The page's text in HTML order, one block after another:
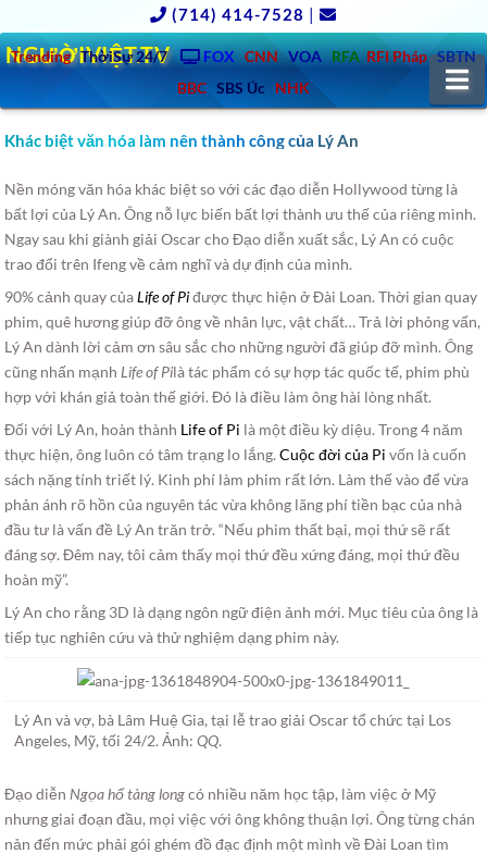
(714) 414-7528 |
Trending ThờiSự 24/7 FOX CNN VOA RFA RFI Pháp SBTN
BBC SBS Úc NHK
NGƯỜIVIỆT.TV
Khác biệt văn hóa làm nên thành công của Lý An
Nền móng văn hóa khác biệt so với các đạo diễn Hollywood từng là
bất lợi của Lý An. Ông nỗ lực biến bất lợi thành ưu thế của riêng mình.
Ngay sau khi giành giải Oscar cho Đạo diễn xuất sắc, Lý An có cuộc
trao đổi trên Ifeng về cảm nghĩ và dự định của mình.
90% cảnh quay củaLife of Piđược thực hiện ở Đài Loan. Thời gian quay
phim, quê hương giúp đỡ ông về nhân lực, vật chất… Trả lời phỏng vấn,
Lý An dành lời cảm ơn sâu sắc cho những người đã giúp đỡ mình. Ông
cũng nhấn mạnh Life of Pilà tác phẩm có sự hợp tác quốc tế, phim phù
hợp với khán giả toàn thế giới. Đó là điều làm ông hài lòng nhất.
Đối với Lý An, hoàn thành Life of Pi là một điều kỳ diệu. Trong 4 năm
thực hiện, ông luôn có tâm trạng lo lắng.Cuộc đời của Pi vốn là cuốn
sách nặng tính triết lý. Kinh phí làm phim rất lớn. Làm thế vào để vừa
phản ánh rõ hồn của nguyên tác vừa không lãng phí tiền bạc của nhà
đầu tư là vấn đề Lý An trăn trở. “Nếu phim thất bại, mọi thứ sẽ rất
đáng sợ. Đêm nay, tôi cảm thấy mọi thứ đều xứng đáng, mọi thứ đều
hoàn mỹ”.
Lý An cho rằng 3D là dạng ngôn ngữ điện ảnh mới. Mục tiêu của ông là
tiếp tục nghiên cứu và thử nghiệm dạng phim này.
Lý An và vợ, bà Lâm Huệ Gia, tại lễ trao giải Oscar tổ chức tại Los
Angeles, Mỹ, tối 24/2. Ảnh:QQ.
Đạo diễn Ngọa hổ tàng longcó nhiều năm học tập, làm việc ở Mỹ
nhưng giai đoạn đầu, mọi việc với ông không thuận lợi. Ông từng chán
nản đến mức phải gói ghém đồ đạc định một mình về Đài Loan tìm